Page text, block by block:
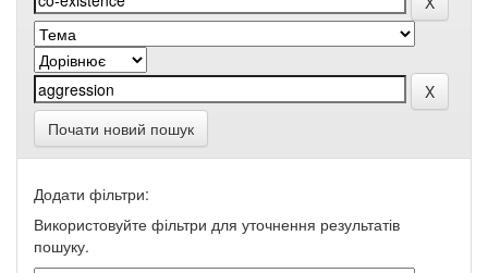
Почати новий пошук
Додати фільтри:
Використовуйте фільтри для уточнення результатів
пошуку.